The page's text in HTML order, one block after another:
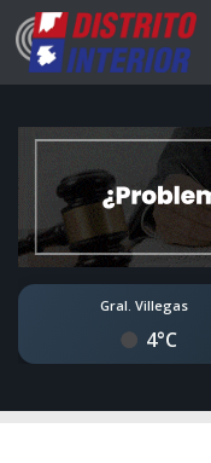
Gral. Villegas
4°C